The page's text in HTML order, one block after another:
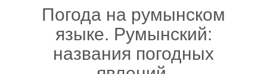
Погода на румынском
языке. Румынский:
названия погодных